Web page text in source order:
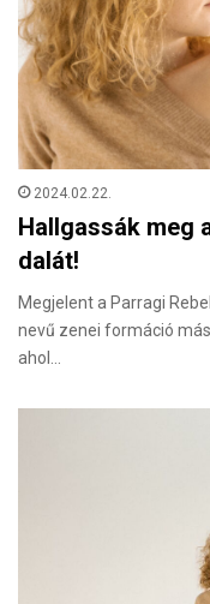
2024.02.22.
Hallgassák meg
dalát!
Megjelent a Parragi
nevű zenei formáció
ahol…